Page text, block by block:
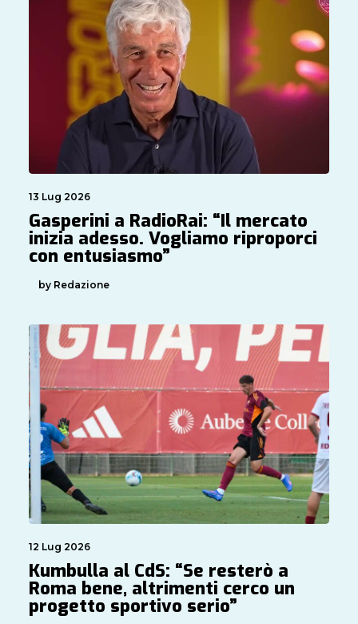
13 Lug 2026
Gasperini a RadioRai: “Il mercato
inizia adesso. Vogliamo riproporci
con entusiasmo”
by Redazione
12 Lug 2026
Kumbulla al CdS: “Se resterò a
Roma bene, altrimenti cerco un
progetto sportivo serio”